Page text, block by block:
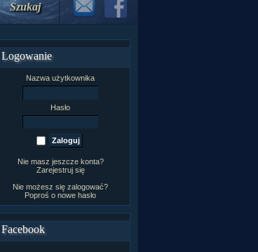
Szukaj
Logowanie
Nazwa użytkownika
Hasło
Nie masz jeszcze konta?
Zarejestruj się
Nie możesz się zalogować?
Poproś o nowe hasło
Facebook